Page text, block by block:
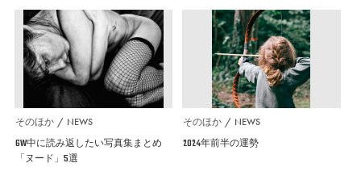
そのほか NEWS
GW中に読み返したい写真集まとめ
「ヌード」5選
そのほか NEWS
2024年前半の運勢